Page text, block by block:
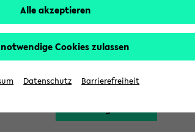
erst nach einer Anmeldung am
Bitte melden Sie sich
Alle akzeptieren
Cookies zulassen
Datenschutz Barrierefreiheit